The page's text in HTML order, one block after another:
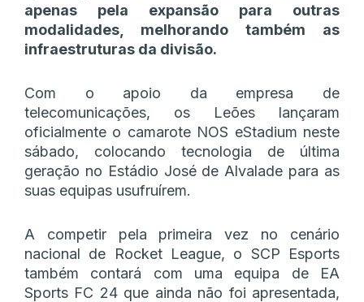
apenas pela expansão para outras
modalidades, melhorando também as
infraestruturas da divisão.
Com o apoio da empresa de
telecomunicações, os Leões lançaram
oficialmente o camarote NOS eStadium neste
sábado, colocando tecnologia de última
geração no Estádio José de Alvalade para as
suas equipas usufruírem.
A competir pela primeira vez no cenário
nacional de Rocket League, o SCP Esports
também contará com uma equipa de EA
Sports FC 24 que ainda não foi apresentada,